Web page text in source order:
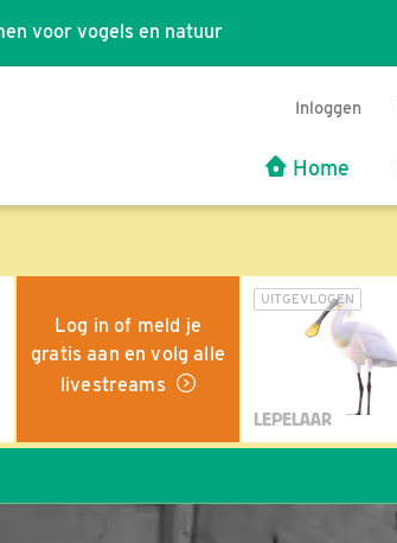
voor vogels en natuur
Inloggen
Home
Log in of meld je
gratis aan en volg alle
livestreams
UITGEVLOGEN
LEPELAAR